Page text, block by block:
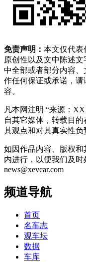
免责声明： 本文仅代表
原创性以及文中陈述
中全部或者部分内容
作任何保证或承诺，
容。
凡本网注明 “来源：
自其它媒体，转载目
其观点和对其真实性负
如因作品内容、版权
内进行，以便我们及时
news@xevcar.com
频道导航
首页
名车志
观车坛
数据
车库